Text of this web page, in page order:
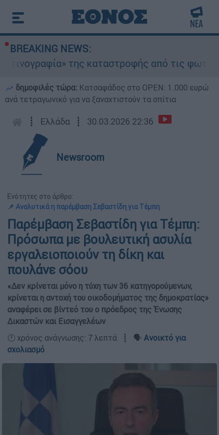
BREAKING NEWS:
της καταστροφής από τις φωτιές στη
δημοφιλές τώρα: Κατσαφάδος στο OPEN: 1.000 ευρώ
ανά τετραγωνικό για να ξαναχτιστούν τα σπίτια
┋ Ελλάδα ┋ 30.03.2026 22:36
Newsroom
Ενότητες στο άρθρο:
📌 Αναλυτικά η παρέμβαση Σεβαστίδη για Τέμπη
Παρέμβαση Σεβαστίδη για Τέμπη:
Πρόσωπα με βουλευτική ασυλία
εργαλειοποιούν τη δίκη και
πουλάνε σόου
«Δεν κρίνεται μόνο η τύχη των 36 κατηγορούμενων,
κρίνεται η αντοχή του οικοδομήματος της δημοκρατίας»
αναφέρει σε βίντεό του ο πρόεδρος της Ένωσης
Δικαστών και Εισαγγελέων
🕛 χρόνος ανάγνωσης: 7 λεπτά ┋ 🗣️ Ανοικτό για
σχολιασμό